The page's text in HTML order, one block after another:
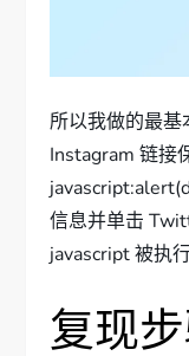
所以我做的最
Instagram 链接
信息并单击
javascript 被执
复现